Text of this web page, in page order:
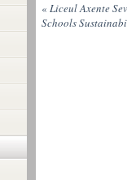
« Liceul Axente
Schools